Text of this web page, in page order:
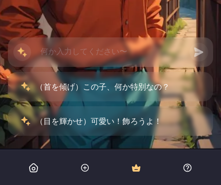
（首を傾げ）この子、何か特別なの？
（目を輝かせ）可愛い！飾ろうよ！